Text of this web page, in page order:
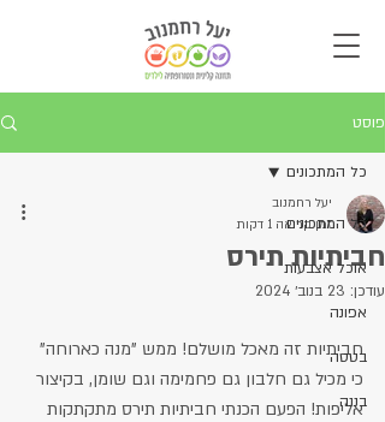
פוסט
כל המתכונים
אוכל אצבעות
אפונה
בטטה
בננה
כל המתכונים
חביתיות תירס
יעל רחמנוב
זמן קריאה 1 דקות
עודכן: 23 בנוב׳ 2024
חביתיות זה מאכל מושלם! ממש "מנה כארוחה"
כי מכיל גם חלבון גם פחמימה וגם שומן, בקיצור
אליפות! הפעם הכנתי חביתיות תירס מתקתקות